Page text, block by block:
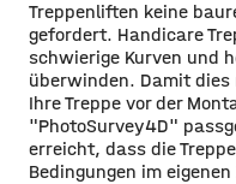
Treppenliften keine
gefordert. Handicare
schwierige Kurven und
überwinden. Damit
Ihre Treppe vor der
"PhotoSurvey4D"
erreicht, dass die
Bedingungen im